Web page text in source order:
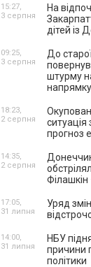
На
дітей із
15:27,
3 серпня
До
штурму
напрямку
09:25,
3 серпня
ситуація
прогноз
18:23,
2 серпня
14:35,
2 серпня
Уряд
17:05,
31 липня
НБУ
причини
політики
14:00,
31 липня